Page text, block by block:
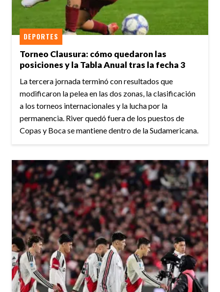
Torneo Clausura: cómo quedaron las
posiciones y la Tabla Anual tras la fecha 3
DEPORTES
La tercera jornada terminó con resultados que
modificaron la pelea en las dos zonas, la clasificación
a los torneos internacionales y la lucha por la
permanencia. River quedó fuera de los puestos de
Copas y Boca se mantiene dentro de la Sudamericana.